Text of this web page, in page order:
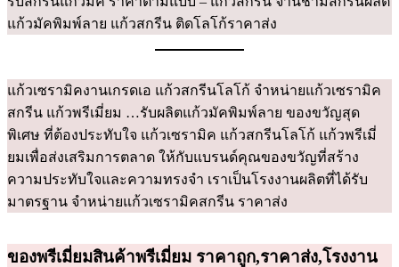
แก้วมัคพิมพ์ลาย แก้วสกรีน ติดโลโก้ราคาส่ง
แก้วเซรามิคงานเกรดเอ แก้วสกรีนโลโก้ จำหน่ายแก้วเซรามิค
สกรีน แก้วพรีเมี่ยม …รับผลิตแก้วมัคพิมพ์ลาย ของขวัญสุด
พิเศษ ที่ต้องประทับใจ แก้วเซรามิค แก้วสกรีนโลโก้ แก้วพรีเมี่
ยมเพื่อส่งเสริมการตลาด ให้กับแบรนด์คุณของขวัญที่สร้าง
ความประทับใจและความทรงจำ เราเป็นโรงงานผลิตที่ได้รับ
มาตรฐาน จำหน่ายแก้วเซรามิคสกรีน ราคาส่ง
ของพรีเมี่ยมสินค้าพรีเมี่ยม ราคาถูก,ราคาส่ง,โรงงาน